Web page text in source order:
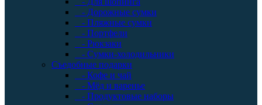
- Дорожные сумки
- Пляжные сумки
- Портфели
- Рюкзаки
- Сумки-холодильники
Съедобные подарки
- Кофе и чай
- Мёд и варенье
- Продуктовые наборы